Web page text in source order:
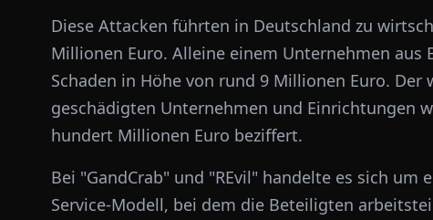
Diese Attacken führten in Deutschland zu
Millionen Euro. Alleine einem Unternehmen
Schaden in Höhe von rund 9 Millionen Euro.
geschädigten Unternehmen und Einrichtungen
hundert Millionen Euro beziffert.
Bei "GandCrab" und "REvil" handelte es sich um
Service-Modell, bei dem die Beteiligten